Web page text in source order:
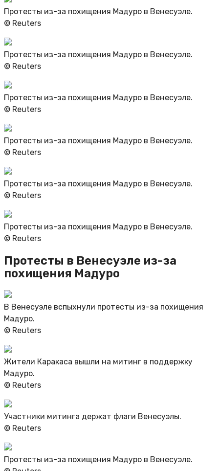
Протесты из-за похищения Мадуро в Венесуэле.
© Reuters
Протесты из-за похищения Мадуро в Венесуэле.
© Reuters
Протесты из-за похищения Мадуро в Венесуэле.
© Reuters
Протесты из-за похищения Мадуро в Венесуэле.
© Reuters
Протесты из-за похищения Мадуро в Венесуэле.
© Reuters
Протесты из-за похищения Мадуро в Венесуэле.
© Reuters
Протесты в Венесуэле из-за
похищения Мадуро
В Венесуэле вспыхнули протесты из-за похищения
Мадуро.
© Reuters
Жители Каракаса вышли на митинг в поддержку
Мадуро.
© Reuters
Участники митинга держат флаги Венесуэлы.
© Reuters
Протесты из-за похищения Мадуро в Венесуэле.